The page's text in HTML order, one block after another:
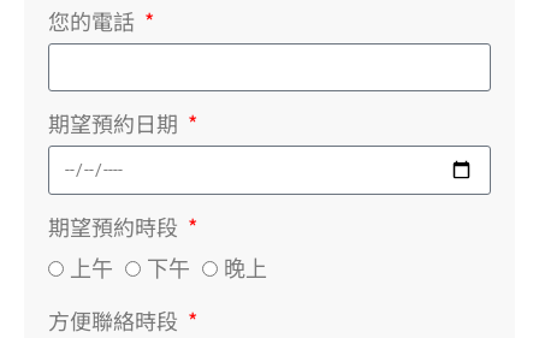
您的電話
期望預約日期
期望預約時段
上午 下午 晚上
方便聯絡時段